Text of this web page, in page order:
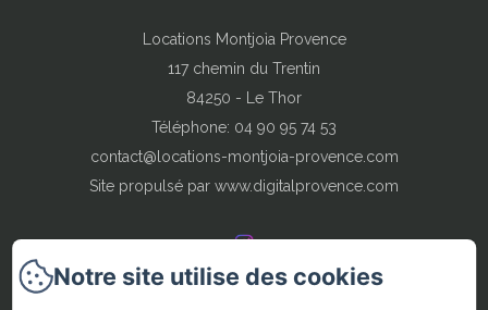
Locations Montjoìa Provence
117 chemin du Trentin
84250 - Le Thor
Téléphone: 04 90 95 74 53
contact@locations-montjoia-provence.com
Site propulsé par www.digitalprovence.com
Notre site utilise des cookies